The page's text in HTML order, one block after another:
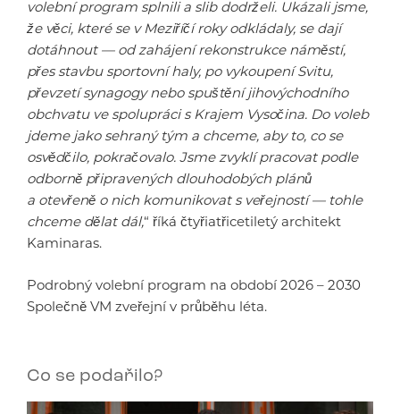
volební program splnili a slib dodrželi. Ukázali jsme,
že věci, které se v Meziříčí roky odkládaly, se dají
dotáhnout — od zahájení rekonstrukce náměstí,
přes stavbu sportovní haly, po vykoupení Svitu,
převzetí synagogy nebo spuštění jihovýchodního
obchvatu ve spolupráci s Krajem Vysočina. Do voleb
jdeme jako sehraný tým a chceme, aby to, co se
osvědčilo, pokračovalo. Jsme zvyklí pracovat podle
odborně připravených dlouhodobých plánů
a otevřeně o nich komunikovat s veřejností — tohle
chceme dělat dál,“ říká čtyřiatřicetiletý architekt
Kaminaras.
Podrobný volební program na období 2026 – 2030
Společně VM zveřejní v průběhu léta.
Co se podařilo?